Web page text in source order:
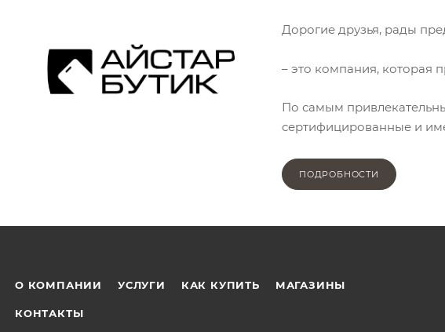
Дорогие друзья, рады
– это компания, которая
По самым
сертифицированные и
ПОДРОБНОСТИ
О КОМПАНИИ УСЛУГИ КАК КУПИТЬ МАГАЗИНЫ
КОНТАКТЫ